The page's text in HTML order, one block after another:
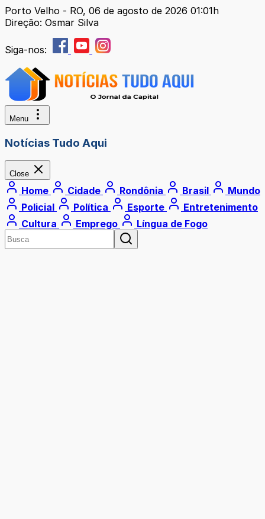
Porto Velho - RO, 06 de agosto de 2026 01:01h
Direção: Osmar Silva
Siga-nos:
Menu
Notícias Tudo Aqui
Close
Home Cidade Rondônia Brasil
Mundo
Policial
Política Esporte
Entretenimento
Cultura
Emprego Língua de Fogo